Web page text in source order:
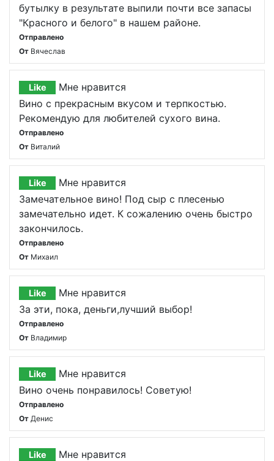
бутылку в результате выпили почти все запасы
"Красного и белого" в нашем районе.
Отправлено
От Вячеслав
Like
Мне нравится
Вино с прекрасным вкусом и терпкостью.
Рекомендую для любителей сухого вина.
Отправлено
От Виталий
Like
Мне нравится
Замечательное вино! Под сыр с плесенью
замечательно идет. К сожалению очень быстро
закончилось.
Отправлено
От Михаил
Like
Мне нравится
За эти, пока, деньги,лучший выбор!
Отправлено
От Владимир
Like
Мне нравится
Вино очень понравилось! Советую!
Отправлено
От Денис
Like
Мне нравится